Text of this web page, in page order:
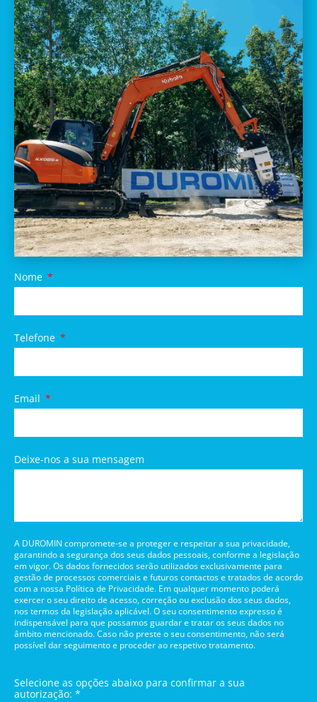
Nome
Telefone
Email
Deixe-nos a sua mensagem
A DUROMIN compromete-se a proteger e respeitar a sua privacidade,
garantindo a segurança dos seus dados pessoais, conforme a legislação
em vigor. Os dados fornecidos serão utilizados exclusivamente para
gestão de processos comerciais e futuros contactos e tratados de acordo
com a nossa Política de Privacidade. Em qualquer momento poderá
exercer o seu direito de acesso, correção ou exclusão dos seus dados,
nos termos da legislação aplicável. O seu consentimento expresso é
indispensável para que possamos guardar e tratar os seus dados no
âmbito mencionado. Caso não preste o seu consentimento, não será
possível dar seguimento e proceder ao respetivo tratamento.
Selecione as opções abaixo para confirmar a sua
autorização: *